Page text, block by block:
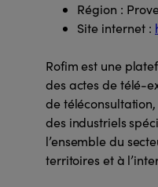
Région :
Site internet :
Rofim est une
des actes de télé-
de
des industriels
l’ensemble du
territoires et à